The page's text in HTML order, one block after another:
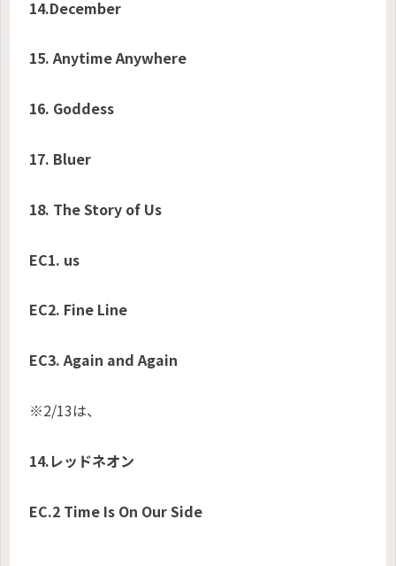
14.December
15. Anytime Anywhere
16. Goddess
17. Bluer
18. The Story of Us
EC1. us
EC2. Fine Line
EC3. Again and Again
※2/13は、
14.レッドネオン
EC.2 Time Is On Our Side